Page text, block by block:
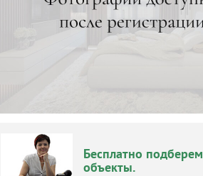
Бесплатно
объекты.